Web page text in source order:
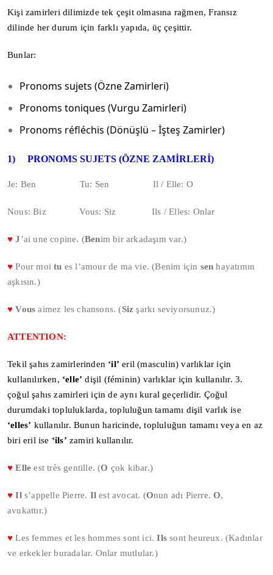
Kişi zamirleri dilimizde tek çeşit olmasına rağmen, Fransız
dilinde her durum için farklı yapıda, üç çeşittir.
Bunlar:
Pronoms sujets (Özne Zamirleri)
Pronoms toniques (Vurgu Zamirleri)
Pronoms réfléchis (Dönüşlü – İşteş Zamirler)
1) PRONOMS SUJETS (ÖZNE ZAMİRLERİ)
Je: Ben Tu: Sen Il / Elle: O
Nous: Biz Vous: Siz Ils / Elles: Onlar
♥ J’ai une copine. (Benim bir arkadaşım var.)
♥ Pour moitu es l’amour de ma vie. (Benim için sen hayatımın
aşkısın.)
♥ Vous aimez les chansons. (Siz şarkı seviyorsunuz.)
ATTENTION:
Tekil şahıs zamirlerinden ‘il’ eril (masculin) varlıklar için
kullanılırken, ‘elle’ dişil (féminin) varlıklar için kullanılır. 3.
çoğul şahıs zamirleri için de aynı kural geçerlidir. Çoğul
durumdaki topluluklarda, topluluğun tamamı dişil varlık ise
‘elles’ kullanılır. Bunun haricinde, topluluğun tamamı veya en az
biri eril ise ‘ils’ zamiri kullanılır.
♥ Elle est très gentille. (O çok kibar.)
♥ Il s’appelle Pierre. Il est avocat. (Onun adı Pierre.O,
avukattır.)
♥ Les femmes et les hommes sont ici.Ils sont heureux. (Kadınlar
ve erkekler buradalar. Onlar mutlular.)